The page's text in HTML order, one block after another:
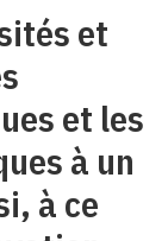
et
et les
à un
à ce